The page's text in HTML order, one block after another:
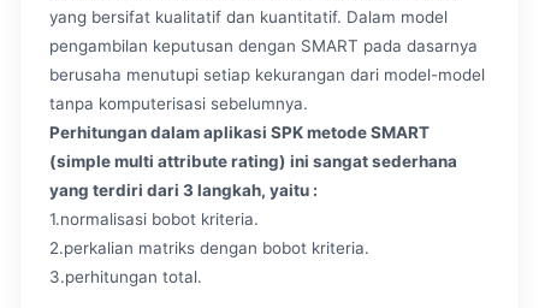
yang bersifat kualitatif dan kuantitatif. Dalam model
pengambilan keputusan dengan SMART pada dasarnya
berusaha menutupi setiap kekurangan dari model-model
tanpa komputerisasi sebelumnya.
Perhitungan dalam aplikasi SPK metode SMART
(simple multi attribute rating) ini sangat sederhana
yang terdiri dari 3 langkah, yaitu :
1.normalisasi bobot kriteria.
2.perkalian matriks dengan bobot kriteria.
3.perhitungan total.